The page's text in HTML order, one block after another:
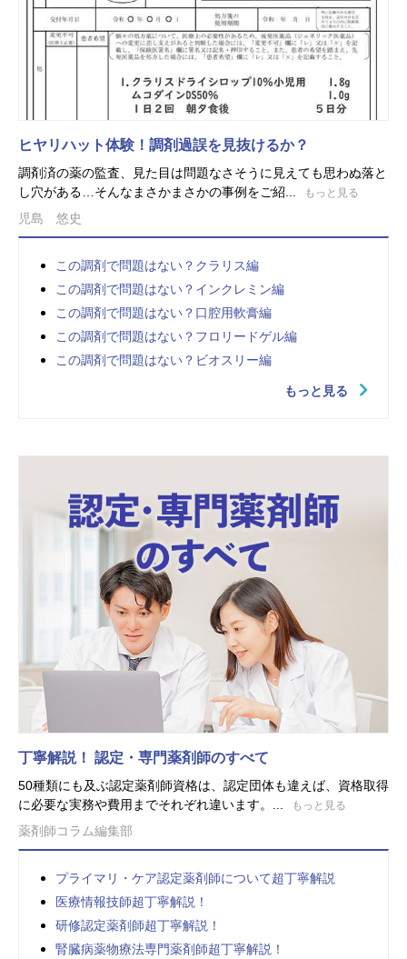
ヒヤリハット体験！調剤過誤を見抜けるか？
調剤済の薬の監査、見た目は問題なさそうに見えても思わぬ落と
し穴がある…そんなまさかまさかの事例をご紹...
もっと見る
児島 悠史
この調剤で問題はない？クラリス編
この調剤で問題はない？インクレミン編
この調剤で問題はない？口腔用軟膏編
この調剤で問題はない？フロリードゲル編
この調剤で問題はない？ビオスリー編
もっと見る
丁寧解説！ 認定・専門薬剤師のすべて
50種類にも及ぶ認定薬剤師資格は、認定団体も違えば、資格取得
に必要な実務や費用までそれぞれ違います。...
もっと見る
薬剤師コラム編集部
プライマリ・ケア認定薬剤師について超丁寧解説
医療情報技師超丁寧解説！
研修認定薬剤師超丁寧解説！
腎臓病薬物療法専門薬剤師超丁寧解説！